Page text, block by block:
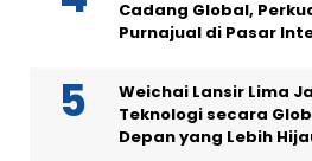
Cadang Global,
Purnajual di Pasar
Weichai Lansir Lima
Teknologi secara
Depan yang Lebih